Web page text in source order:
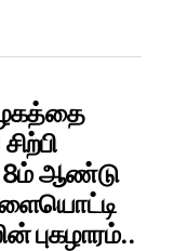
8ம் ஆண்டு
புகழாரம்..